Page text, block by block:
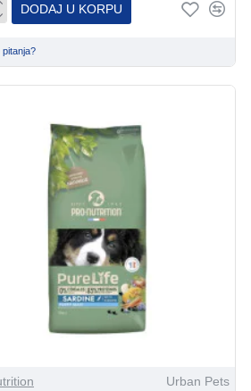
DODAJ U KORPU
pitanja?
Urban Pets